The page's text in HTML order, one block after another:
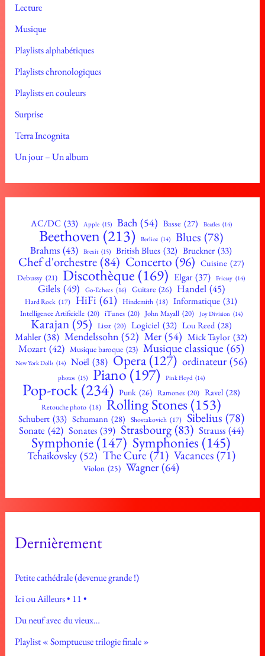
Lecture
Musique
Playlists alphabétiques
Playlists chronologiques
Playlists en couleurs
Surprise
Terra Incognita
Un jour – Un album
AC/DC (33) Apple (15) Bach (54) Basse (27) Beatles (14)
Beethoven (213) Berlioz (14) Blues (78)
Brahms (43) Brexit (15) British Blues (32) Bruckner (33)
Chef d'orchestre (84) Concerto (96) Cuisine (27)
Debussy (21) Discothèque (169) Elgar (37) Fricsay (14)
Gilels (49) Go-Echecs (16) Guitare (26) Handel (45)
Hard Rock (17) HiFi (61) Hindemith (18) Informatique (31)
Intelligence Artificielle (20) iTunes (20) John Mayall (20) Joy Division (14)
Karajan(95) Liszt (20) Logiciel (32) Lou Reed (28)
Mahler (38) Mendelssohn (52) Mer (54) Mick Taylor (32)
Mozart (42) Musique baroque (23) Musique classique (65)
New York Dolls (14) Noël (38) Opera (127) ordinateur (56)
photos (15) Piano(197) Pink Floyd (14)
Pop-rock(234) Punk (26) Ramones (20) Ravel (28)
Retouche photo (18) Rolling Stones (153)
Schubert (33) Schumann (28) Shostakovich (17) Sibelius (78)
Sonate (42) Sonates (39) Strasbourg (83) Strauss (44)
Symphonie(147) Symphonies (145)
Tchaikovsky (52) The Cure (71) Vacances (71)
Violon (25) Wagner (64)
Dernièrement
Petite cathédrale (devenue grande !)
Ici ou Ailleurs • 11 •
Du neuf avec du vieux…
Playlist « Somptueuse trilogie finale »